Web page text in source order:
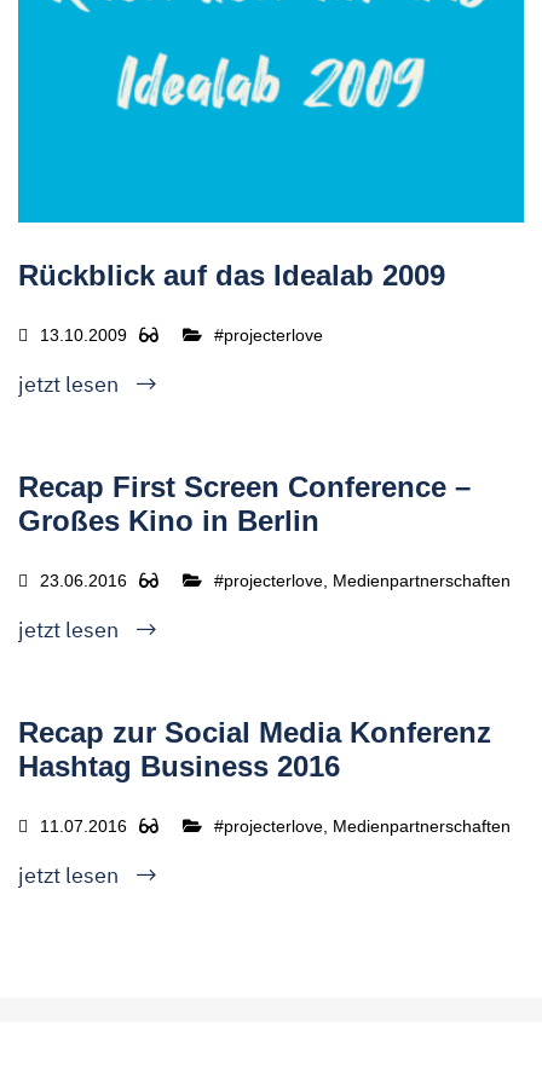
Rückblick auf das Idealab 2009
13.10.2009 #projecterlove
jetzt lesen
Recap First Screen Conference –
Großes Kino in Berlin
23.06.2016 #projecterlove, Medienpartnerschaften
jetzt lesen
Recap zur Social Media Konferenz
Hashtag Business 2016
11.07.2016 #projecterlove, Medienpartnerschaften
jetzt lesen